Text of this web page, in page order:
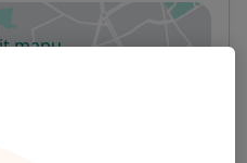
mapu
není aktivní